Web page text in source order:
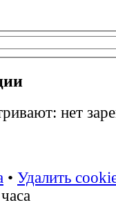
нет
• Удалить